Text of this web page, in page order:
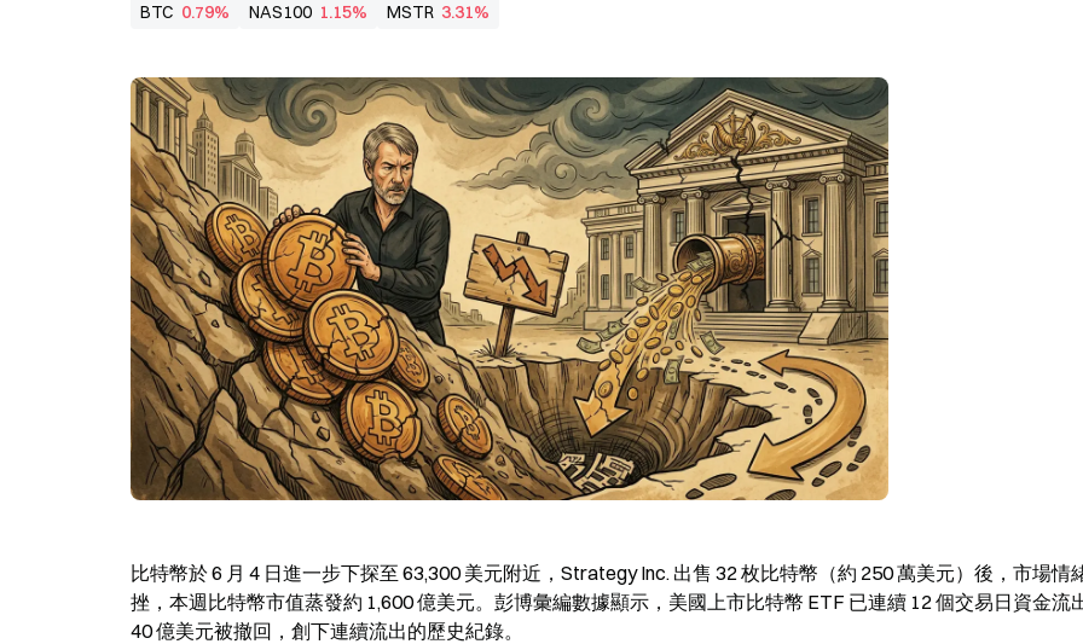
BTC 0.79% NAS100 1.15% MSTR 3.31%
比特幣於 6 月 4 日進一步下探至 63,300 美元附近，Strategy Inc. 出售 32 枚比特幣（約 250 萬美元）後，市場情
挫，本週比特幣市值蒸發約 1,600 億美元。彭博彙編數據顯示，美國上市比特幣 ETF 已連續 12 個交易日資金流
40 億美元被撤回，創下連續流出的歷史紀錄。